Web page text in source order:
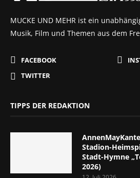
MUCKE UND MEHR ist ein
Musik, Film und Themen aus dem
FACEBOOK
TWITTER
TIPPS DER REDAKTION
Stadion-
Stadt-Hymne
2026)